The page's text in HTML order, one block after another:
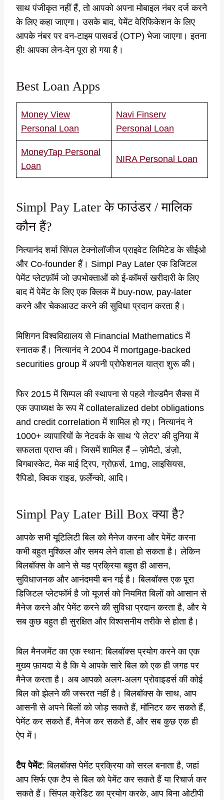
साथ पंजीकृत नहीं हैं, तो आपको अपना मोबाइल नंबर दर्ज करने
के लिए कहा जाएगा। उसके बाद, पेमेंट वेरिफिकेशन के लिए
आपके नंबर पर वन-टाइम पासवर्ड (OTP) भेजा जाएगा। इतना
ही! आपका लेन-देन पूरा हो गया है।
Best Loan Apps
Money View
Personal Loan
Navi Finserv
Personal Loan
MoneyTap Personal
Loan
NIRA Personal Loan
Simpl Pay Later के फाउंडर / मालिक
कौन हैं?
नित्यानंद शर्मा सिंपल टेक्नोलॉजीज प्राइवेट लिमिटेड के सीईओ
और Co-founder हैं। Simpl Pay Later एक डिजिटल
पेमेंट प्लेटफ़ॉर्म जो उपभोक्ताओं को ई-कॉमर्स खरीदारी के लिए
बाद में पेमेंट के लिए एक क्लिक में buy-now, pay-later
करने और चेकआउट करने की सुविधा प्रदान करता है।
मिशिगन विश्वविद्यालय से Financial Mathematics में
स्नातक हैं। नित्यानंद ने 2004 में mortgage-backed
securities group में अपनी प्रोफेशनल यात्रा शुरू की।
फिर 2015 में सिम्पल की स्थापना से पहले गोल्डमैन सैक्स में
एक उपाध्यक्ष के रूप में collateralized debt obligations
and credit correlation में शामिल हो गए। नित्यानंद ने
1000+ व्यापारियों के नेटवर्क के साथ ‘पे लेटर’ की दुनिया में
सफलता प्राप्त की। जिसमें शामिल हैं – ज़ोमैटो, डंज़ो,
बिगबास्केट, मेक माई ट्रिप, ग्रोफ़र्स, 1mg, लाइसियस,
रैपिडो, क्विक राइड, फ़र्लेन्को, आदि।
Simpl Pay Later Bill Box क्या है?
आपके सभी यूटिलिटी बिल को मैनेज करना और पेमेंट करना
कभी बहुत मुश्किल और समय लेने वाला हो सकता है। लेकिन
बिलबॉक्स के आने से यह प्रक्रिया बहुत ही आसन,
सुविधाजनक और आनंदमयी बन गई है। बिलबॉक्स एक पूरा
डिजिटल प्लेटफॉर्म है जो यूजर्स को नियमित बिलों को आसान से
मैनेज करने और पेमेंट करने की सुविधा प्रदान करता है, और ये
सब कुछ बहुत ही सुरक्षित और विश्वसनीय तरीके से होता है।
बिल मैनजमेंट का एक स्थान: बिलबॉक्स प्रयोग करने का एक
मुख्य फ़ायदा ये है कि ये आपके सारे बिल को एक ही जगह पर
मैनेज करता है। अब आपको अलग-अलग प्रोवाइडर्स की कोई
बिल को झेलने की जरूरत नहीं है। बिलबॉक्स के साथ, आप
आसनी से अपने बिलों को जोड़ सकते हैं, मॉनिटर कर सकते हैं,
पेमेंट कर सकते हैं, मैनेज कर सकते हैं, और सब कुछ एक ही
ऐप में।
टैप पेमेंट: बिलबॉक्स पेमेंट प्रक्रिया को सरल बनाता है, जहां
आप सिर्फ एक टैप से बिल को पेमेंट कर सकते हैं या रिचार्ज कर
सकते हैं। सिंपल क्रेडिट का प्रयोग करके, आप बिना ओटीपी